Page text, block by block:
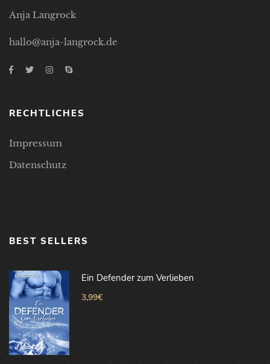
Anja Langrock
hallo@anja-langrock.de
RECHTLICHES
Impressum
Datenschutz
BEST SELLERS
Ein Defender zum Verlieben
3,99€